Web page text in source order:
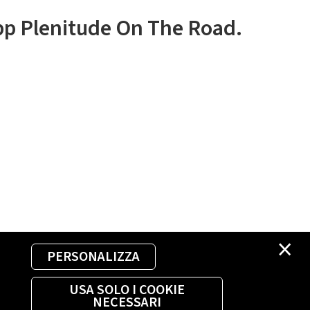
×
PERSONALIZZA
USA SOLO I COOKIE
NECESSARI
Plenitude On The Road.